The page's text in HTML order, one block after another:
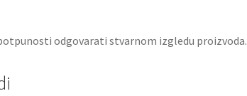
odgovarati stvarnom izgledu proizvoda.